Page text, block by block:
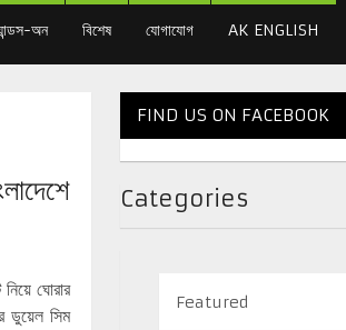
অন বিশেষ যোগাযোগ AK ENGLISH
ঘোরার
ডুয়েল সিম
FIND US ON FACEBOOK
Categories
Featured